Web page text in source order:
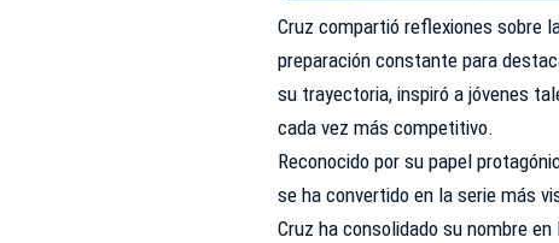
Cruz compartió reflexiones sobre
preparación constante para
su trayectoria, inspiró a jóvenes
cada vez más competitivo.
Reconocido por su papel
se ha convertido en la serie más
Cruz ha consolidado su nombre